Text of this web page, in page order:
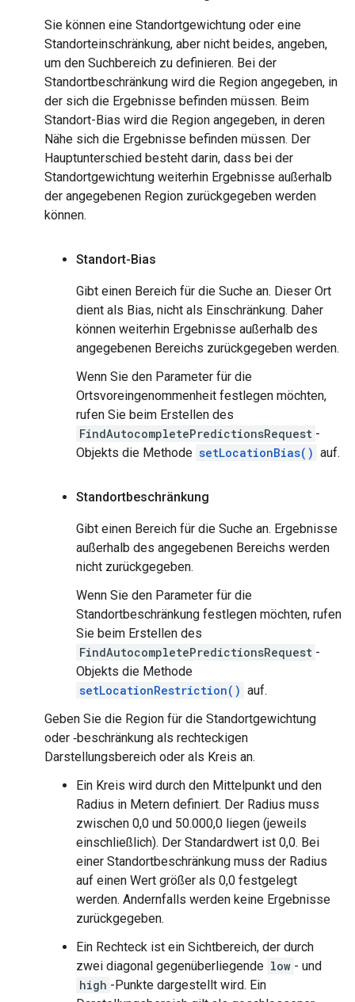
Sie können eine Standortgewichtung oder eine
Standorteinschränkung, aber nicht beides, angeben,
um den Suchbereich zu definieren. Bei der
Standortbeschränkung wird die Region angegeben, in
der sich die Ergebnisse befinden müssen. Beim
Standort-Bias wird die Region angegeben, in deren
Nähe sich die Ergebnisse befinden müssen. Der
Hauptunterschied besteht darin, dass bei der
Standortgewichtung weiterhin Ergebnisse außerhalb
der angegebenen Region zurückgegeben werden
können.
Standort-Bias
Gibt einen Bereich für die Suche an. Dieser Ort
dient als Bias, nicht als Einschränkung. Daher
können weiterhin Ergebnisse außerhalb des
angegebenen Bereichs zurückgegeben werden.
Wenn Sie den Parameter für die
Ortsvoreingenommenheit festlegen möchten,
rufen Sie beim Erstellen des
FindAutocompletePredictionsRequest -
Objekts die Methode setLocationBias() auf.
Standortbeschränkung
Gibt einen Bereich für die Suche an. Ergebnisse
außerhalb des angegebenen Bereichs werden
nicht zurückgegeben.
Wenn Sie den Parameter für die
Standortbeschränkung festlegen möchten, rufen
Sie beim Erstellen des
FindAutocompletePredictionsRequest -
Objekts die Methode
setLocationRestriction() auf.
Geben Sie die Region für die Standortgewichtung
oder ‑beschränkung als rechteckigen
Darstellungsbereich oder als Kreis an.
Ein Kreis wird durch den Mittelpunkt und den
Radius in Metern definiert. Der Radius muss
zwischen 0,0 und 50.000,0 liegen (jeweils
einschließlich). Der Standardwert ist 0,0. Bei
einer Standortbeschränkung muss der Radius
auf einen Wert größer als 0,0 festgelegt
werden. Andernfalls werden keine Ergebnisse
zurückgegeben.
Ein Rechteck ist ein Sichtbereich, der durch
zwei diagonal gegenüberliegende low - und
high -Punkte dargestellt wird. Ein